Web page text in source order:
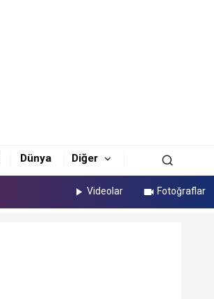
Dünya Diğer
Videolar Fotoğraflar